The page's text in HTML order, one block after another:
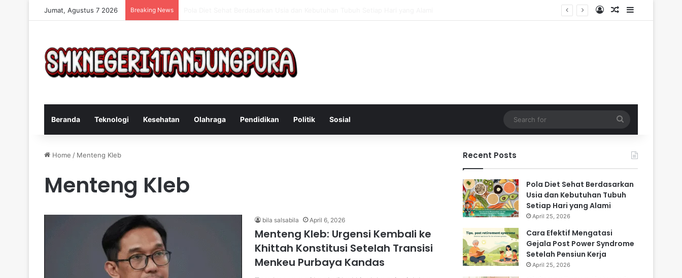
Jumat, Agustus 7 2026 Breaking News Log InRandom Article
Sidebar
Beranda Teknologi Kesehatan Olahraga Pendidikan Politik Sosial
for
Home / Menteng Kleb
Menteng Kleb
bila salsabila April 6, 2026
Menteng Kleb: Urgensi Kembali ke
Khittah Konstitusi Setelah Transisi
Menkeu Purbaya Kandas
Recent Posts
Pola Diet Sehat Berdasarkan
Usia dan Kebutuhan Tubuh
Setiap Hari yang Alami
April 25, 2026
Cara Efektif Mengatasi
Gejala Post Power Syndrome
Setelah Pensiun Kerja
April 25, 2026